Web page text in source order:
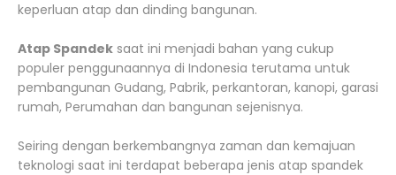
keperluan atap dan dinding bangunan.
Atap Spandek saat ini menjadi bahan yang cukup
populer penggunaannya di Indonesia terutama untuk
pembangunan Gudang, Pabrik, perkantoran, kanopi, garasi
rumah, Perumahan dan bangunan sejenisnya.
Seiring dengan berkembangnya zaman dan kemajuan
teknologi saat ini terdapat beberapa jenis atap spandek